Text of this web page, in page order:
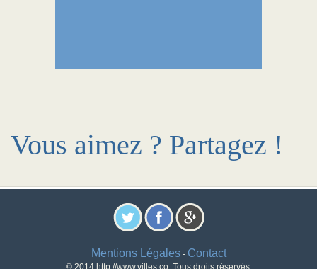
Vous aimez ? Partagez !
Mentions Légales- Contact
© 2014 http://www.villes.co. Tous droits réservés.